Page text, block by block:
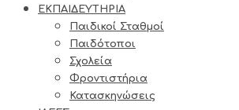
ΕΚΠΑΙΔΕΥΤΗΡΙΑ
Παιδικοί Σταθμοί
Παιδότοποι
Σχολεία
Φροντιστήρια
Κατασκηνώσεις